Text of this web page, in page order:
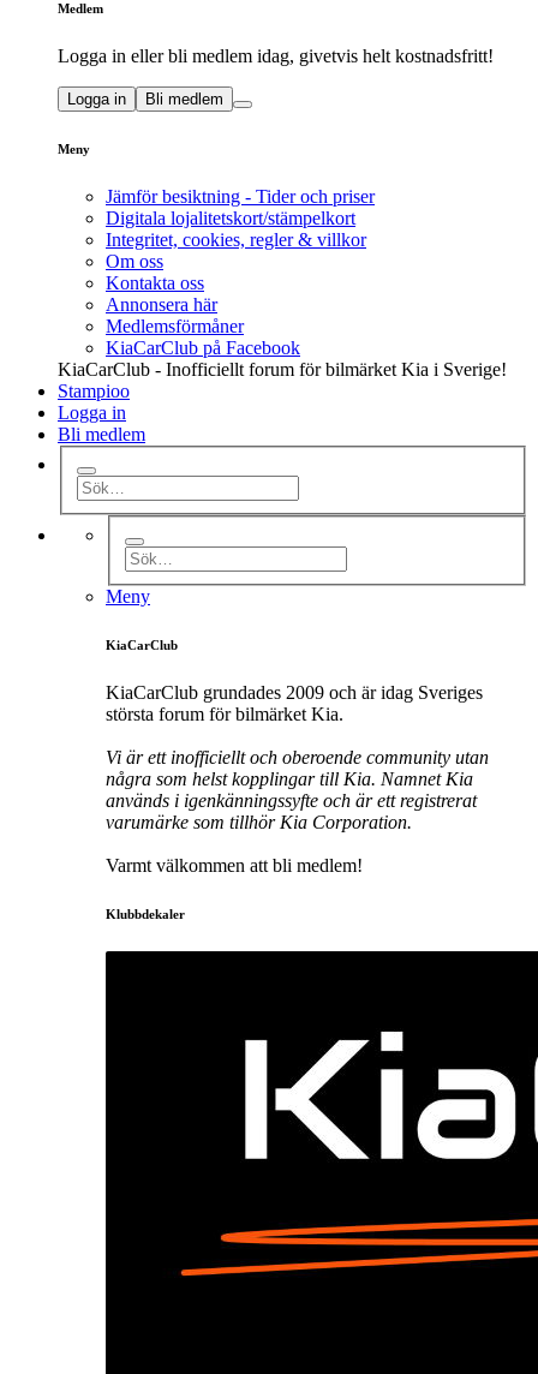
Medlem
Logga in eller bli medlem idag, givetvis helt kostnadsfritt!
Logga in Bli medlem
Meny
Jämför besiktning - Tider och priser
Digitala lojalitetskort/stämpelkort
Integritet, cookies, regler & villkor
Om oss
Kontakta oss
Annonsera här
Medlemsförmåner
KiaCarClub på Facebook
KiaCarClub - Inofficiellt forum för bilmärket Kia i Sverige!
Stampioo
Logga in
Bli medlem
Meny
KiaCarClub
KiaCarClub grundades 2009 och är idag Sveriges
största forum för bilmärket Kia.
Vi är ett inofficiellt och oberoende community utan
några som helst kopplingar till Kia. Namnet Kia
används i igenkänningssyfte och är ett registrerat
varumärke som tillhör Kia Corporation.
Varmt välkommen att bli medlem!
Klubbdekaler